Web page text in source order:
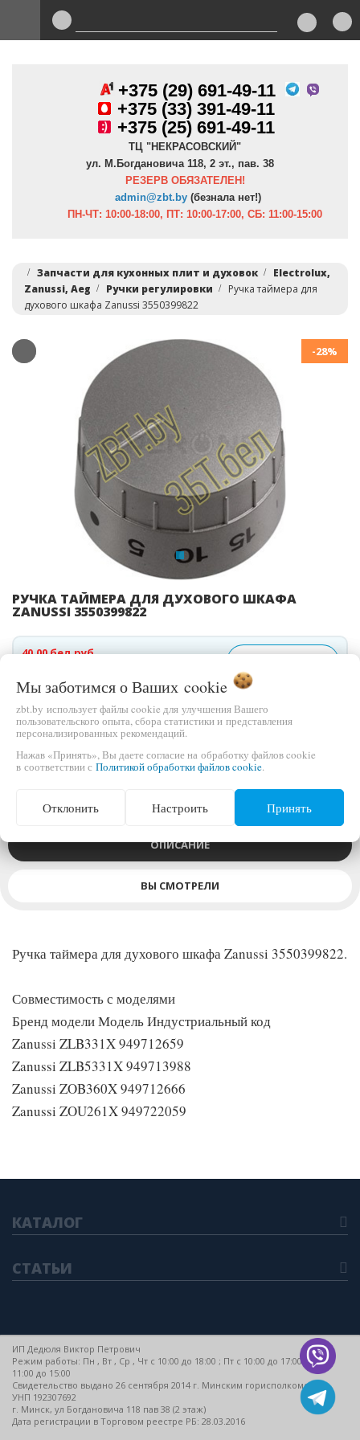
+375 (29) 691-49-11
+375 (33) 391-49-11
+375 (25) 691-49-11
ТЦ "НЕКРАСОВСКИЙ"
ул. М.Богдановича 118, 2 эт., пав. 38
РЕЗЕРВ ОБЯЗАТЕЛЕН!
admin@zbt.by (безнала нет!)
ПН-ЧТ: 10:00-18:00, ПТ: 10:00-17:00, СБ: 11:00-15:00
Запчасти для кухонных плит и духовок
Electrolux,
Zanussi, Aeg
Ручки регулировки
Ручка таймера для
духового шкафа Zanussi 3550399822
-28%
Previous
РУЧКА ТАЙМЕРА ДЛЯ ДУХОВОГО ШКАФА
ZANUSSI 3550399822
40,00 бел.руб.
БЫСТРЫЙ ЗАКАЗ
Ручка таймера для духового шкафа Zanussi 3550399822
ОПИСАНИЕ
ВЫ СМОТРЕЛИ
Ручка таймера для духового шкафа Zanussi 3550399822.
Совместимость с моделями
Бренд модели Модель Индустриальный код
Zanussi ZLB331X 949712659
Zanussi ZLB5331X 949713988
Zanussi ZOB360X 949712666
Zanussi ZOU261X 949722059
КАТАЛОГ
СТАТЬИ
ИП Дедюля Виктор Петрович
Режим работы: Пн , Вт , Ср , Чт c 10:00 до 18:00 ; Пт c 10:00 до 17:00 ; Сб c
11:00 до 15:00
Свидетельство выдано 26 сентября 2014 г. Минским горисполкомом
УНП 192307692
г. Минск, ул Богдановича 118 пав 38 (2 этаж)
Дата регистрации в Торговом реестре РБ: 28.03.2016
Мы заботимся о Ваших cookie
zbt.by использует файлы cookie для улучшения Вашего
пользовательского опыта, сбора статистики и представления
персонализированных рекомендаций.
Нажав «Принять», Вы даете согласие на обработку файлов cookie
в соответствии с Политикой обработки файлов cookie.
Отклонить Настроить Принять